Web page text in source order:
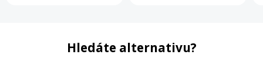
Hledáte alternativu?